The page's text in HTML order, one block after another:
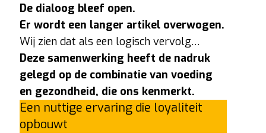
De dialoog bleef open.
Er wordt een langer artikel overwogen.
Wij zien dat als een logisch vervolg…
Deze samenwerking heeft de nadruk
gelegd op de combinatie van voeding
en gezondheid, die ons kenmerkt.
Een nuttige ervaring die loyaliteit
opbouwt